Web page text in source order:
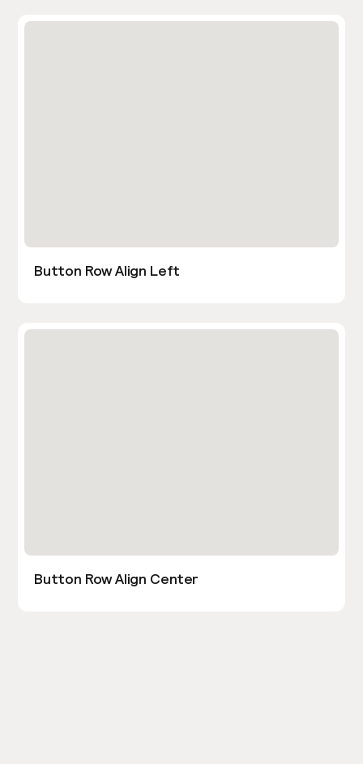
Button Row Align Left
Button Row Align Center